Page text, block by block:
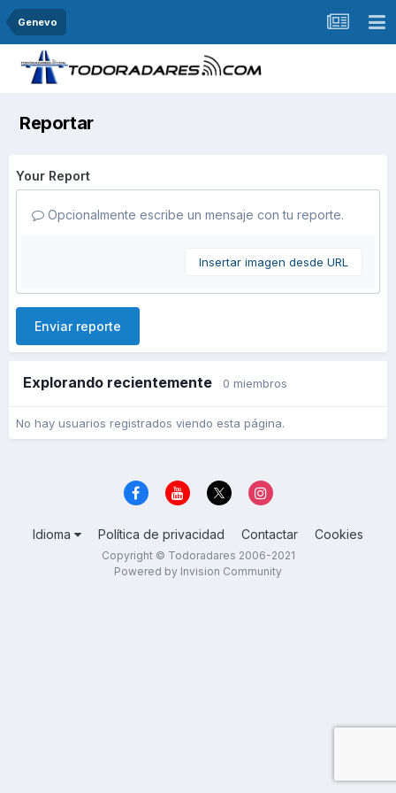
Genevo
Reportar
Your Report
Opcionalmente escribe un mensaje con tu reporte.
Insertar imagen desde URL
Enviar reporte
Explorando recientemente 0 miembros
No hay usuarios registrados viendo esta página.
Idioma Política de privacidad Contactar Cookies
Copyright © Todoradares 2006-2021
Powered by Invision Community